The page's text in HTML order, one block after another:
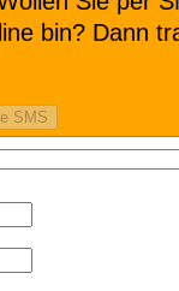
bin? Dann